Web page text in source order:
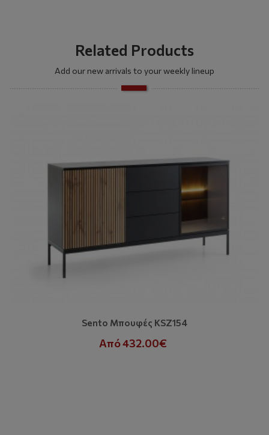
Related Products
Add our new arrivals to your weekly lineup
Sento Μπουφές KSZ154
Από 432.00€